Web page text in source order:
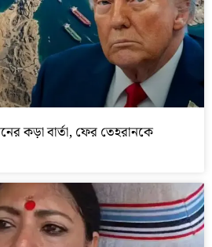
কড়া বার্তা, ফের তেহরানকে